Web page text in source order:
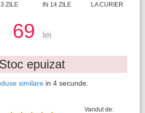
ZILE
IN 14 ZILE
LA CURIER
69 lei
Stoc epuizat
similare in 3 secunde.
Vandut de: